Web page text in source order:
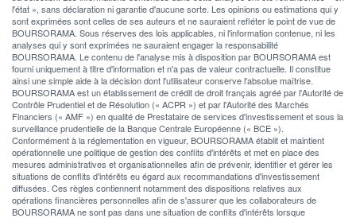
l'état », sans déclaration ni garantie d'aucune sorte. Les opinions ou estimations qui y
sont exprimées sont celles de ses auteurs et ne sauraient refléter le point de vue de
BOURSORAMA. Sous réserves des lois applicables, ni l'information contenue, ni les
analyses qui y sont exprimées ne sauraient engager la responsabilité
BOURSORAMA. Le contenu de l'analyse mis à disposition par BOURSORAMA est
fourni uniquement à titre d'information et n'a pas de valeur contractuelle. Il constitue
ainsi une simple aide à la décision dont l'utilisateur conserve l'absolue maîtrise.
BOURSORAMA est un établissement de crédit de droit français agréé par l'Autorité de
Contrôle Prudentiel et de Résolution (« ACPR ») et par l'Autorité des Marchés
Financiers (« AMF ») en qualité de Prestataire de services d'investissement et sous la
surveillance prudentielle de la Banque Centrale Européenne (« BCE »).
Conformément à la réglementation en vigueur, BOURSORAMA établit et maintient
opérationnelle une politique de gestion des conflits d'intérêts et met en place des
mesures administratives et organisationnelles afin de prévenir, identifier et gérer les
situations de conflits d'intérêts eu égard aux recommandations d'investissement
diffusées. Ces règles contiennent notamment des dispositions relatives aux
opérations financières personnelles afin de s'assurer que les collaborateurs de
BOURSORAMA ne sont pas dans une situation de conflits d'intérêts lorsque